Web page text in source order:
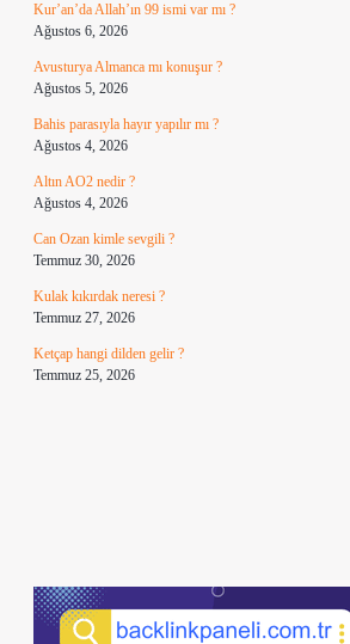
Kur’an’da Allah’ın 99 ismi var mı ?
Ağustos 6, 2026
Avusturya Almanca mı konuşur ?
Ağustos 5, 2026
Bahis parasıyla hayır yapılır mı ?
Ağustos 4, 2026
Altın AO2 nedir ?
Ağustos 4, 2026
Can Ozan kimle sevgili ?
Temmuz 30, 2026
Kulak kıkırdak neresi ?
Temmuz 27, 2026
Ketçap hangi dilden gelir ?
Temmuz 25, 2026